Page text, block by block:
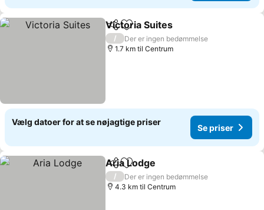
Del Føj til favoritter
Victoria Suites
/
Der er ingen bedømmelse
1.7 km til Centrum
Vælg datoer for at se nøjagtige priser
Se priser
Del Føj til favoritter
Aria Lodge
/
Der er ingen bedømmelse
4.3 km til Centrum